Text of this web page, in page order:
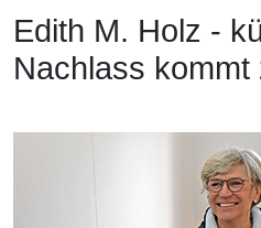
Edith M. Holz -
Nachlass kommt